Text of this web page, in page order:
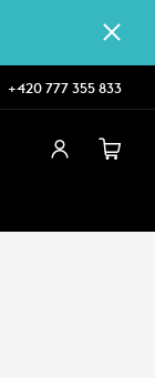
+420 777 355 833